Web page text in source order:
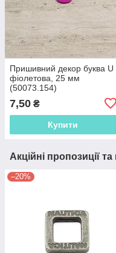
Пришивний декор буква U
фіолетова, 25 мм
(50073.154)
7,50 ₴
Купити
Акційні пропозиції
–20%